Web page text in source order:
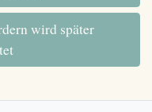
wird später